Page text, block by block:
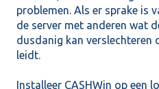
problemen. Als er sprake is
de server met anderen wat
dusdanig kan
leidt.
Installeer CASHWin op een